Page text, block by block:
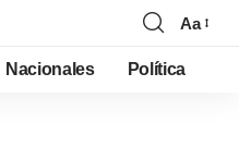
Aa
Nacionales Política